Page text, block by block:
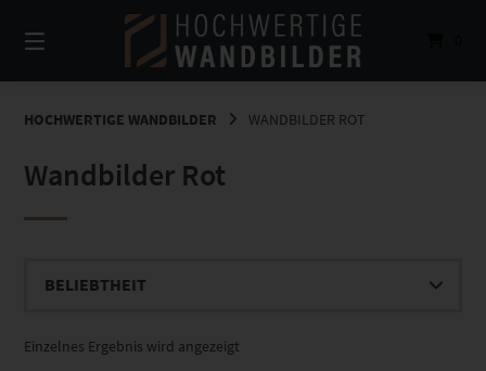
zum
Inhalt
HOCHWERTIGE WANDBILDER WANDBILDER ROT
Wandbilder Rot
Einzelnes Ergebnis wird angezeigt